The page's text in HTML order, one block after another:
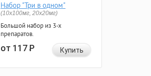
Набор "Три в одном"
(10x100мг, 20x20мг)
Большой набор из 3-х
препаратов.
от 117Р Купить